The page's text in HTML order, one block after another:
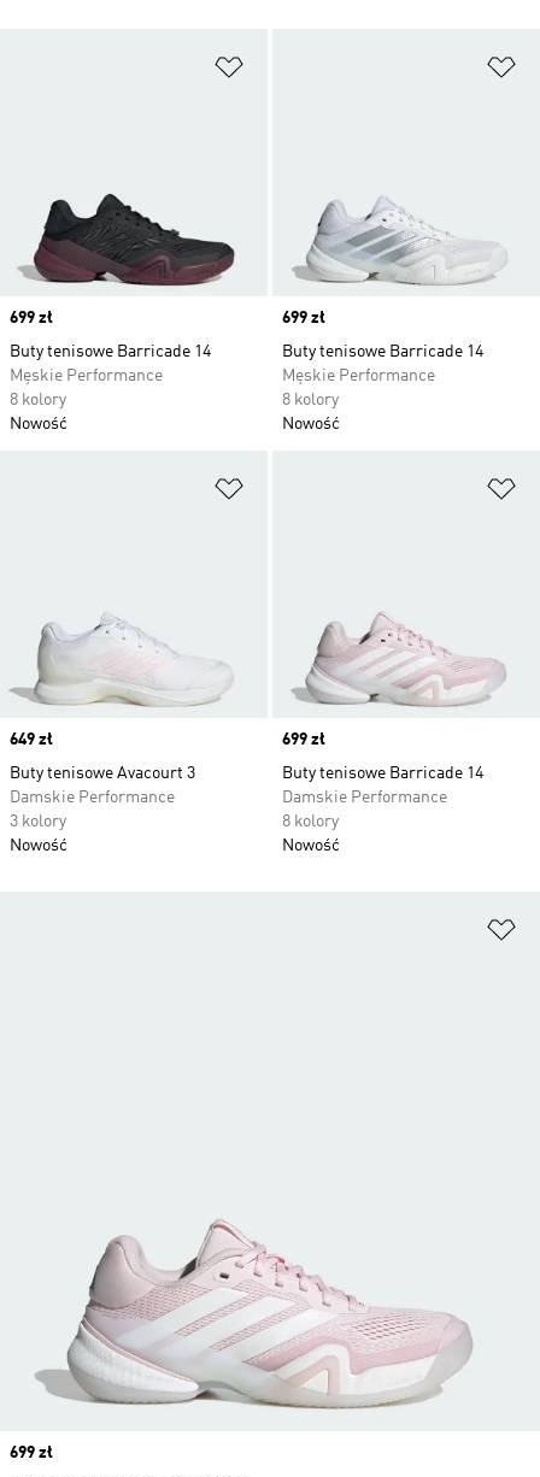
Price
699 zł
Buty tenisowe Barricade 14
Męskie Performance
8 kolory
Nowość
Price
699 zł
Buty tenisowe Barricade 14
Męskie Performance
8 kolory
Nowość
Price
649 zł
Buty tenisowe Avacourt 3
Damskie Performance
3 kolory
Nowość
Price
699 zł
Buty tenisowe Barricade 14
Damskie Performance
8 kolory
Nowość
Price
699 zł